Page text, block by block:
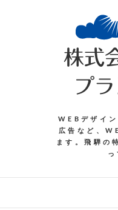
株式
プ
WEBデザイ
広告など、
ます。飛騨の